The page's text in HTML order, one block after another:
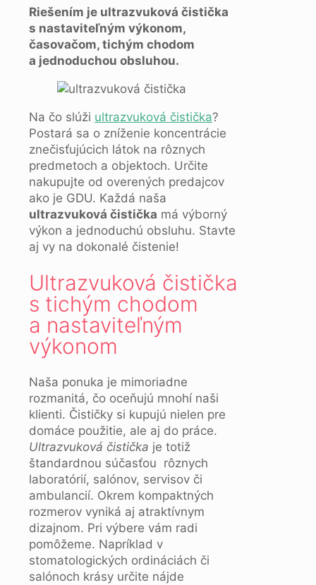
Riešením je ultrazvuková čistička
s nastaviteľným výkonom,
časovačom, tichým chodom
a jednoduchou obsluhou.
Na čo slúži ultrazvuková čistička?
Postará sa o zníženie koncentrácie
znečisťujúcich látok na rôznych
predmetoch a objektoch. Určite
nakupujte od overených predajcov
ako je GDU. Každá naša
ultrazvuková čistička má výborný
výkon a jednoduchú obsluhu. Stavte
aj vy na dokonalé čistenie!
Ultrazvuková čistička
s tichým chodom
a nastaviteľným
výkonom
Naša ponuka je mimoriadne
rozmanitá, čo oceňujú mnohí naši
klienti. Čističky si kupujú nielen pre
domáce použitie, ale aj do práce.
Ultrazvuková čistička je totiž
štandardnou súčasťou rôznych
laboratórií, salónov, servisov či
ambulancií. Okrem kompaktných
rozmerov vyniká aj atraktívnym
dizajnom. Pri výbere vám radi
pomôžeme. Napríklad v
stomatologických ordináciách či
salónoch krásy určite nájde